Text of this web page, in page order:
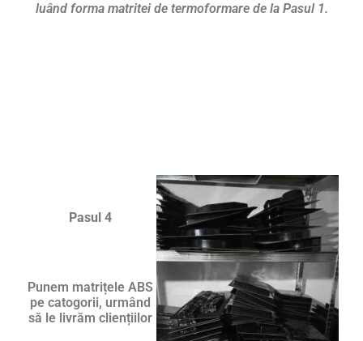
luând forma matritei de termoformare de la Pasul 1.
Pasul 4
Punem matrițele ABS
pe catogorii, urmând
să le livrăm cliențiilor